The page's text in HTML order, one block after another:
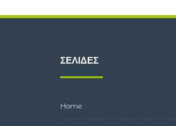
ΣΕΛΊΔΕΣ
Home